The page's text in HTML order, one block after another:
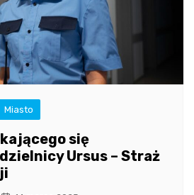
Miasto
się
Ursus – Straż